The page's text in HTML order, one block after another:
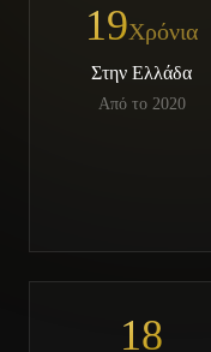
19Χρόνια
Στην Ελλάδα
Από το 2020
18